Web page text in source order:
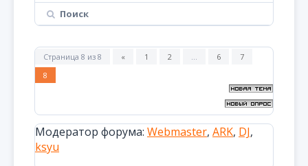
Поиск
Страница 8 из 8 « 1 2 … 6
7
8
Модератор форума: Webmaster, ARK, DJ,
ksyu